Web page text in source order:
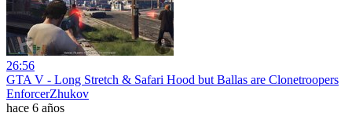
26:56
GTA V - Long Stretch & Safari Hood but Ballas are Clonetroopers
EnforcerZhukov
hace 6 años